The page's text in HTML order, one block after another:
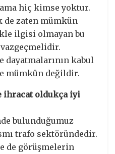
hiç kimse yoktur.
de zaten mümkün
ilgisi olmayan bu
dayatmalarının kabul
mümkün değildir.
ihracat oldukça iyi
bulunduğumuz
trafo sektöründedir.
de görüşmelerin